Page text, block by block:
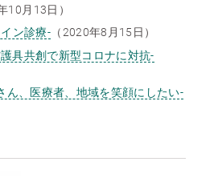
10月13日）
ン診療- （2020年8月15日）
具共創で新型コロナに対抗-
ん、医療者、地域を笑顔にしたい-